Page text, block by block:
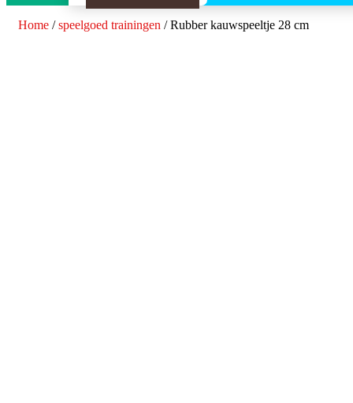
Home /speelgoed trainingen / Rubber kauwspeeltje 28 cm